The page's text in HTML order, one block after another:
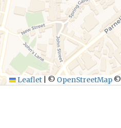
Leaflet © OpenStreetMap©